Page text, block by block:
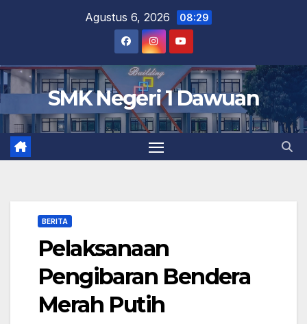
Agustus 6, 2026 08:29
SMK Negeri 1 Dawuan
BERITA
Pelaksanaan
Pengibaran Bendera
Merah Putih